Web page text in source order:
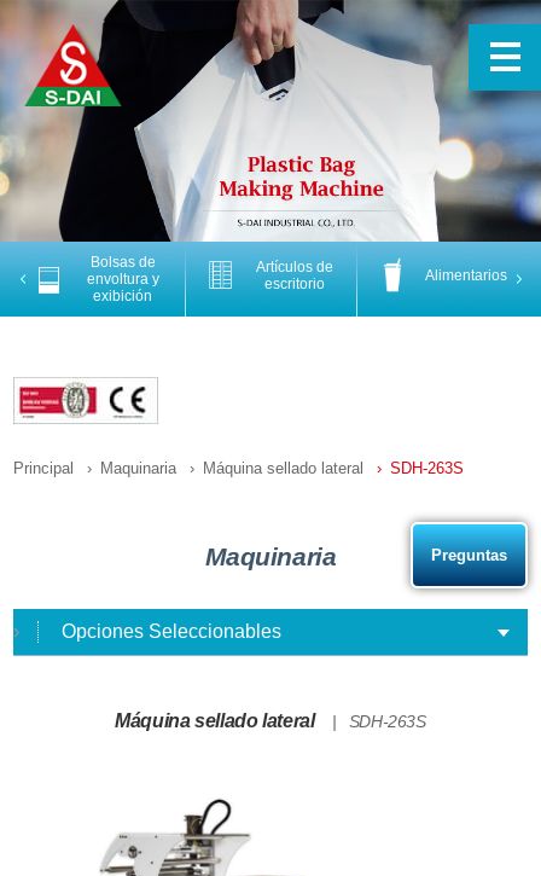
Previous
Bolsas de
envoltura y
exibición
Artículos de
escritorio
Alimentarios
Principal Maquinaria Máquina sellado lateral SDH-263S
Maquinaria
Opciones Seleccionables
Máquina sellado lateral SDH-263S
Preguntas